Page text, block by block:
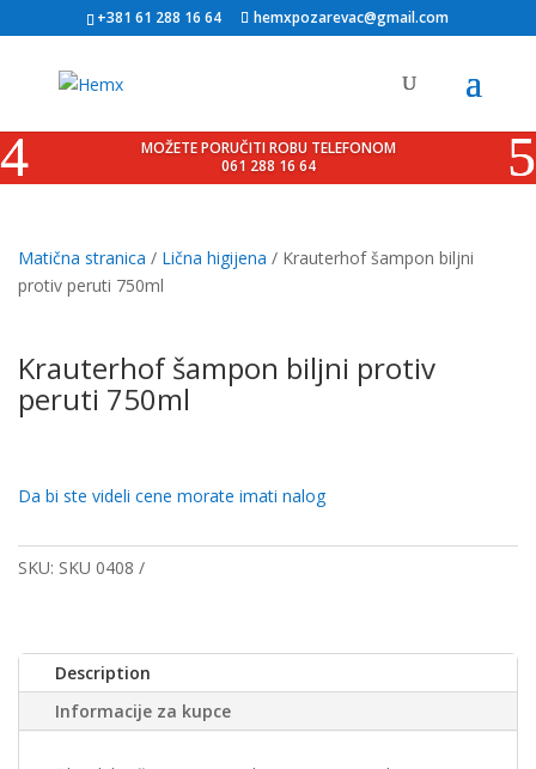
+381 61 288 16 64 hemxpozarevac@gmail.com
MOŽETE PORUČITI ROBU TELEFONOM
061 288 16 64
Matična stranica / Lična higijena / Krauterhof šampon biljni
protiv peruti 750ml
Krauterhof šampon biljni protiv
peruti 750ml
Da bi ste videli cene morate imati nalog
SKU: SKU 0408
Description
Informacije za kupce